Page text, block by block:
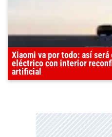
Xiaomi va por todo: así será
eléctrico con interior
artificial